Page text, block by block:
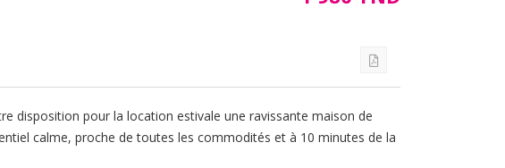
disposition pour la location estivale une ravissante maison de
calme, proche de toutes les commodités et à 10 minutes de la